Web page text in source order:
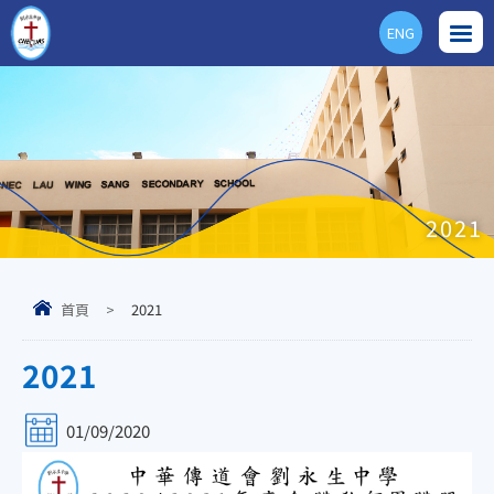
ENG
2021
首頁 > 2021
2021
01/09/2020